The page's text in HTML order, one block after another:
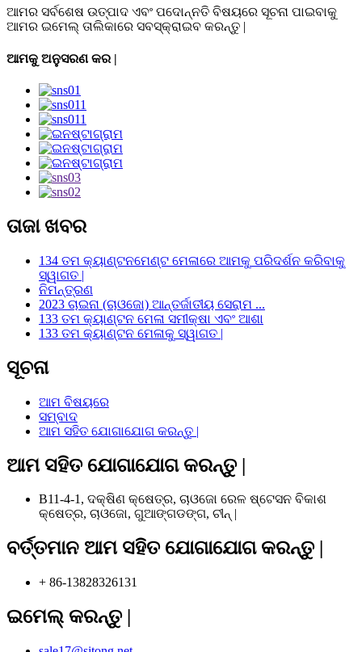
ଆମର ସର୍ବଶେଷ ଉତ୍ପାଦ ଏବଂ ପଦୋନ୍ନତି ବିଷୟରେ ସୂଚନା ପାଇବାକୁ
ଆମର ଇମେଲ୍ ତାଲିକାରେ ସବସ୍କ୍ରାଇବ କରନ୍ତୁ |
ଆମକୁ ଅନୁସରଣ କର |
ତାଜା ଖବର
134 ତମ କ୍ୟାଣ୍ଟନମେଣ୍ଟ ମେଳାରେ ଆମକୁ ପରିଦର୍ଶନ କରିବାକୁ
ସ୍ୱାଗତ |
ନିମନ୍ତ୍ରଣ
2023 ଚାଇନା (ଚାଓଜୋ) ଆନ୍ତର୍ଜାତୀୟ ସେରାମ ...
133 ତମ କ୍ୟାଣ୍ଟନ ମେଳା ସମୀକ୍ଷା ଏବଂ ଆଶା
133 ତମ କ୍ୟାଣ୍ଟନ ମେଳାକୁ ସ୍ୱାଗତ |
ସୂଚନା
ଆମ ବିଷୟରେ
ସମ୍ବାଦ
ଆମ ସହିତ ଯୋଗାଯୋଗ କରନ୍ତୁ |
ଆମ ସହିତ ଯୋଗାଯୋଗ କରନ୍ତୁ |
B11-4-1, ଦକ୍ଷିଣ କ୍ଷେତ୍ର, ଚାଓଜୋ ରେଳ ଷ୍ଟେସନ ବିକାଶ
କ୍ଷେତ୍ର, ଚାଓଜୋ, ଗୁଆଙ୍ଗଡଙ୍ଗ, ଚୀନ୍ |
ବର୍ତ୍ତମାନ ଆମ ସହିତ ଯୋଗାଯୋଗ କରନ୍ତୁ |
+ 86-13828326131
ଇମେଲ୍ କରନ୍ତୁ |